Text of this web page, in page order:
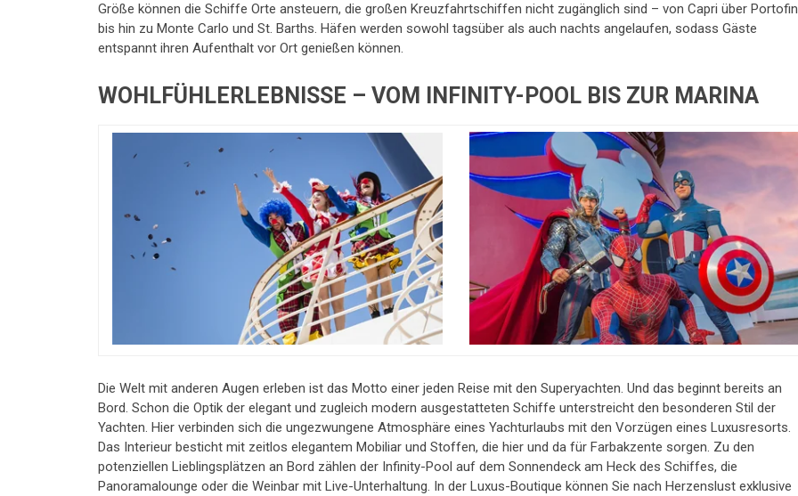
Größe können die Schiffe Orte ansteuern, die großen Kreuzfahrtschiffen nicht zugänglich sind – von Capri über
bis hin zu Monte Carlo und St. Barths. Häfen werden sowohl tagsüber als auch nachts angelaufen, sodass Gäste
entspannt ihren Aufenthalt vor Ort genießen können.
WOHLFÜHLERLEBNISSE – VOM INFINITY-POOL BIS ZUR MARINA
Die Welt mit anderen Augen erleben ist das Motto einer jeden Reise mit den Superyachten. Und das beginnt bereits an
Bord. Schon die Optik der elegant und zugleich modern ausgestatteten Schiffe unterstreicht den besonderen Stil der
Yachten. Hier verbinden sich die ungezwungene Atmosphäre eines Yachturlaubs mit den Vorzügen eines Luxusresorts.
Das Interieur besticht mit zeitlos elegantem Mobiliar und Stoffen, die hier und da für Farbakzente sorgen. Zu den
potenziellen Lieblingsplätzen an Bord zählen der Infinity-Pool auf dem Sonnendeck am Heck des Schiffes, die
Panoramalounge oder die Weinbar mit Live-Unterhaltung. In der Luxus-Boutique können Sie nach Herzenslust exklusive